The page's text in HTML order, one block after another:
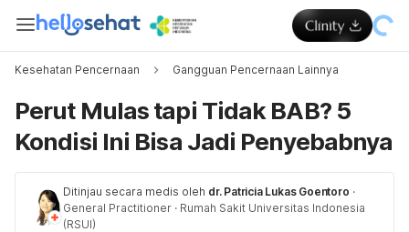
Kesehatan Pencernaan Gangguan Pencernaan Lainnya
Perut Mulas tapi Tidak BAB? 5
Kondisi Ini Bisa Jadi Penyebabnya
Ditinjau secara medis oleh dr. Patricia Lukas Goentoro ·
General Practitioner · Rumah Sakit Universitas Indonesia
(RSUI)